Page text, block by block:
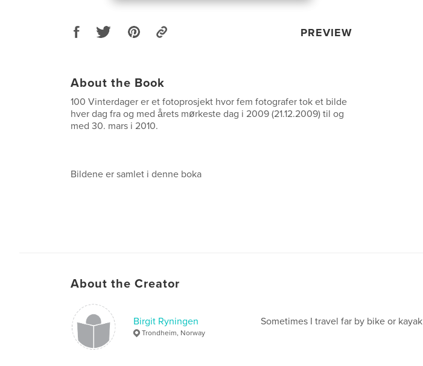
PREVIEW
About the Book
100 Vinterdager er et fotoprosjekt hvor fem fotografer tok et bilde
hver dag fra og med årets mørkeste dag i 2009 (21.12.2009) til og
med 30. mars i 2010.
Bildene er samlet i denne boka
About the Creator
Birgit Ryningen
Trondheim, Norway
Sometimes I travel far by bike or kayak